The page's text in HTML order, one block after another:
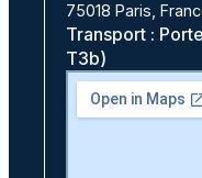
75018 Paris,
Transport :
T3b)